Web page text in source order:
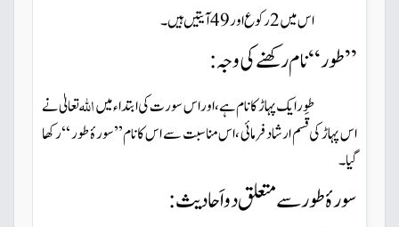
اس میں 2رکوع اور 49آیتیں ہیں ۔
’’طور‘‘نام رکھنے کی وجہ :
طور ایک پہاڑ کا نام ہے ،اوراس سورت کی ابتداء میںاللہتعالیٰ نے
اس پہاڑ کی قَسم ارشاد فرمائی ،اس مناسبت سے اس کا نام’’سورۂ طور‘‘رکھا
گیا۔
سورۂ طور سے متعلق دو اَحادیث: